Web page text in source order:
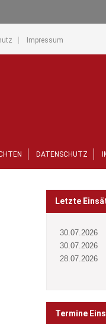
Impressum
DATENSCHUTZ
Letzte
30.07.2026
30.07.2026
28.07.2026
Termine